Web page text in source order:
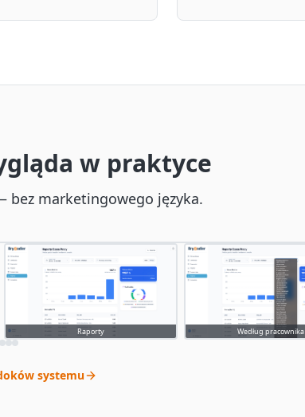
w praktyce
bez marketingowego języka.
Raporty Według pracownika
systemu